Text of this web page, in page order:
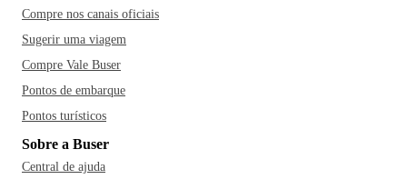
Compre nos canais oficiais
Sugerir uma viagem
Compre Vale Buser
Pontos de embarque
Pontos turísticos
Sobre a Buser
Central de ajuda